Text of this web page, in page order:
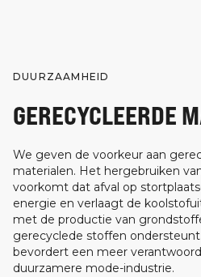
DUURZAAMHEID
GERECYCLEERDE
We geven de voorkeur aan
materialen. Het hergebruiken
voorkomt dat afval op
energie en verlaagt de
met de productie van
gerecyclede stoffen
bevordert een meer
duurzamere mode-industrie.